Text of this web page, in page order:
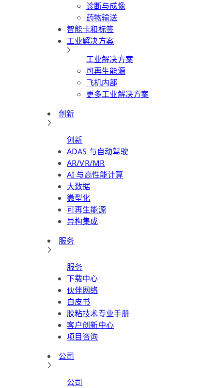
诊断与成像
药物输送
智能卡和标签
工业解决方案
工业解决方案
可再生能源
飞机内部
更多工业解决方案
创新
创新
ADAS 与自动驾驶
AR/VR/MR
AI 与高性能计算
大数据
微型化
可再生能源
异构集成
服务
服务
下载中心
伙伴网络
白皮书
胶粘技术专业手册
客户创新中心
项目咨询
公司
公司